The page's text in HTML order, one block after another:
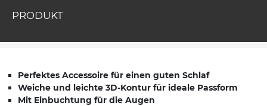
PRODUKT
Perfektes Accessoire für einen guten Schlaf
Weiche und leichte 3D-Kontur für ideale Passform
Mit Einbuchtung für die Augen